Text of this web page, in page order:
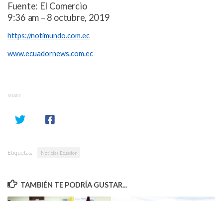
Fuente: El Comercio
9:36 am – 8 octubre, 2019
https://notimundo.com.ec
www.ecuadornews.com.ec
SHARE
Etiquetas: Noticias Ecuador
TAMBIÉN TE PODRÍA GUSTAR...